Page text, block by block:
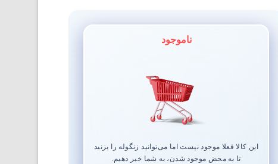
ناموجود
این کالا فعلا موجود نیست اما می‌توانید زنگوله را بزنید
تا به محض موجود شدن، به شما خبر دهیم.